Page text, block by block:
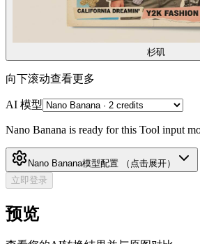
杉矶
向下滚动查看更多
AI 模型
Nano Banana is ready for this Tool input
Nano Banana模型配置
（点击展开）
立即登录
预览